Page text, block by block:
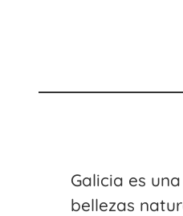
Galicia es
bellezas